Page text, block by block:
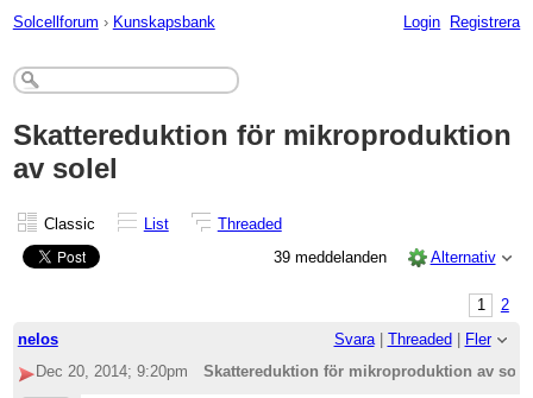
Solcellforum › Kunskapsbank Login Registrera
Skattereduktion för mikroproduktion
av solel
Classic List
Threaded
39 meddelanden
Alternativ
1
2
nelos
Svara| Threaded
Fler
Dec 20, 2014; 9:20pm
Skattereduktion för mikroproduktion av